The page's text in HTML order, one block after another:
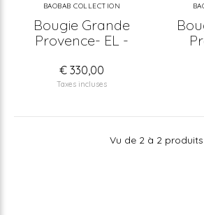
BAOBAB COLLECTION
Bougie Grande
Provence- EL -
€ 330,00
Taxes incluses
Vu de 2 à 2 produits